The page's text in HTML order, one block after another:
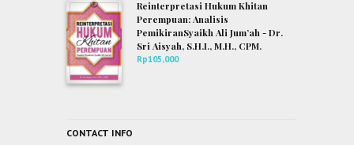
Reinterpretasi Hukum Khitan
Perempuan: Analisis
PemikiranSyaikh Ali Jum’ah - Dr.
Sri Aisyah, S.H.I., M.H., CPM.
Rp105,000
CONTACT INFO